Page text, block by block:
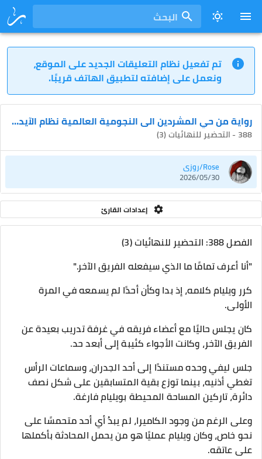
البحث
تم تفعيل نظام التعليقات الجديد على الموقع،
ونعمل على إضافته لتطبيق الهاتف قريبًا.
رواية من حي المشردين الى النجومية العالمية نظام الآيدول
388 - التحضير للنهائيات (3)
Rose/روزي
2026/05/30
إعدادات القارئ
الفصل 388: التحضير للنهائيات (3)
"أنا أعرف تمامًا ما الذي سيفعله الفريق الآخر."
كرر ويليام كلامه، إذ بدا وكأن أحدًا لم يسمعه في المرة
الأولى.
كان يجلس حاليًا مع أعضاء فريقه في غرفة تدريب بعيدة عن
الفريق الآخر، وكانت الأجواء كئيبة إلى أبعد حد.
جلس ليفي وحده مستندًا إلى أحد الجدران، وسماعات الرأس
تغطي أذنيه، بينما توزع بقية المتسابقين على شكل نصف
دائرة، تاركين المساحة المحيطة بويليام فارغة.
وعلى الرغم من وجود الكاميرا، لم يبدُ أي أحد متحمسًا على
نحو خاص، وكان ويليام عمليًا هو من يحمل المحادثة بأكملها
على عاتقه.